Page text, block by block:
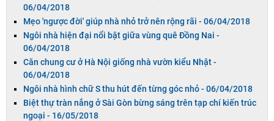
06/04/2018
Mẹo 'ngược đời' giúp nhà nhỏ trở nên rộng rãi - 06/04/2018
Ngôi nhà hiện đại nổi bật giữa vùng quê Đồng Nai -
06/04/2018
Căn chung cư ở Hà Nội giống nhà vườn kiểu Nhật -
06/04/2018
Ngôi nhà hình chữ S thu hút đến từng góc nhỏ - 06/04/2018
Biệt thự tràn nắng ở Sài Gòn bừng sáng trên tạp chí kiến trúc
ngoại - 16/05/2018